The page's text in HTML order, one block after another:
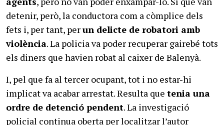
detenir, però, la conductora com a còmplice dels
fets i, per tant, perun delicte de robatori amb
violència. La policia va poder recuperar gairebé tots
els diners que havien robat al caixer de Balenyà.
I, pel que fa al tercer ocupant, tot i no estar-hi
implicat va acabar arrestat. Resulta que tenia una
ordre de detenció pendent. La investigació
policial continua oberta per localitzar l’autor